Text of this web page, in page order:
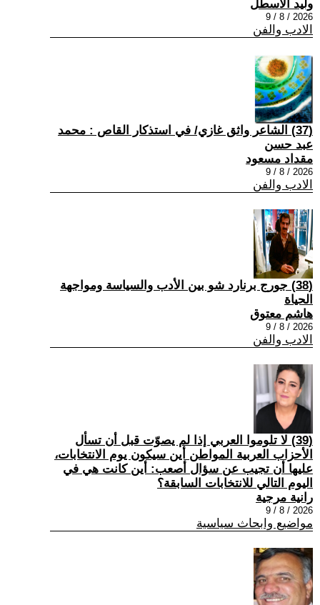
وليد الأسطل
2026 / 8 / 9
الادب والفن
(37) الشاعر واثق غازي/ في استذكار القاص : محمد
عبد حسن
مقداد مسعود
2026 / 8 / 9
الادب والفن
(38) جورج برنارد شو بين الأدب والسياسة ومواجهة
الحياة
هاشم معتوق
2026 / 8 / 9
الادب والفن
(39) لا تلوموا العربي إذا لم يصوّت قبل أن تسأل
الأحزاب العربية المواطن أين سيكون يوم الانتخابات،
عليها أن تجيب عن سؤال أصعب: أين كانت هي في
اليوم التالي للانتخابات السابقة؟
رانية مرجية
2026 / 8 / 9
مواضيع وابحاث سياسية